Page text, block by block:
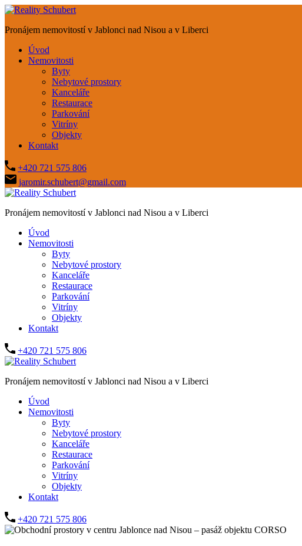
Pronájem nemovitostí v Jablonci nad Nisou a v Liberci
Úvod
Nemovitosti
Byty
Nebytové prostory
Kanceláře
Restaurace
Parkování
Vitríny
Objekty
Kontakt
+420 721 575 806
jaromir.schubert@gmail.com
Pronájem nemovitostí v Jablonci nad Nisou a v Liberci
Úvod
Nemovitosti
Byty
Nebytové prostory
Kanceláře
Restaurace
Parkování
Vitríny
Objekty
Kontakt
+420 721 575 806
Pronájem nemovitostí v Jablonci nad Nisou a v Liberci
Úvod
Nemovitosti
Byty
Nebytové prostory
Kanceláře
Restaurace
Parkování
Vitríny
Objekty
Kontakt
+420 721 575 806